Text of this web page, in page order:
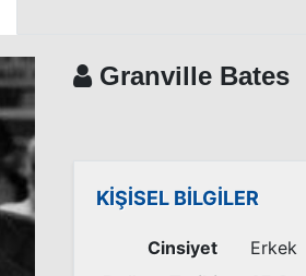
Granville Bates
KİŞİSEL BİLGİLER
Cinsiyet
Erkek